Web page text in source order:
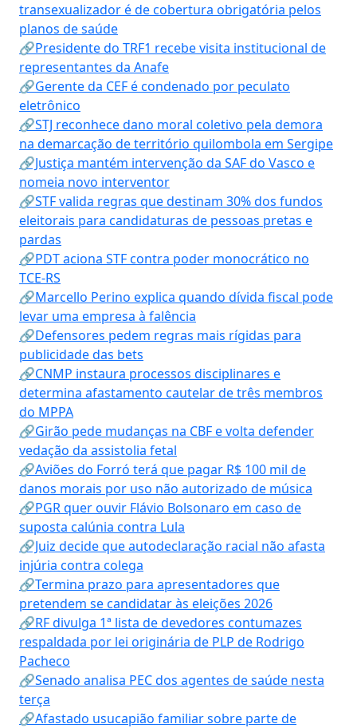
transexualizador é de cobertura obrigatória pelos
planos de saúde
🔗Presidente do TRF1 recebe visita institucional de
representantes da Anafe
🔗Gerente da CEF é condenado por peculato
eletrônico
🔗STJ reconhece dano moral coletivo pela demora
na demarcação de território quilombola em Sergipe
🔗Justiça mantém intervenção da SAF do Vasco e
nomeia novo interventor
🔗STF valida regras que destinam 30% dos fundos
eleitorais para candidaturas de pessoas pretas e
pardas
🔗PDT aciona STF contra poder monocrático no
TCE-RS
🔗Marcello Perino explica quando dívida fiscal pode
levar uma empresa à falência
🔗Defensores pedem regras mais rígidas para
publicidade das bets
🔗CNMP instaura processos disciplinares e
determina afastamento cautelar de três membros
do MPPA
🔗Girão pede mudanças na CBF e volta defender
vedação da assistolia fetal
🔗Aviões do Forró terá que pagar R$ 100 mil de
danos morais por uso não autorizado de música
🔗PGR quer ouvir Flávio Bolsonaro em caso de
suposta calúnia contra Lula
🔗Juiz decide que autodeclaração racial não afasta
injúria contra colega
🔗Termina prazo para apresentadores que
pretendem se candidatar às eleições 2026
🔗RF divulga 1ª lista de devedores contumazes
respaldada por lei originária de PLP de Rodrigo
Pacheco
🔗Senado analisa PEC dos agentes de saúde nesta
terça
🔗Afastado usucapião familiar sobre parte de